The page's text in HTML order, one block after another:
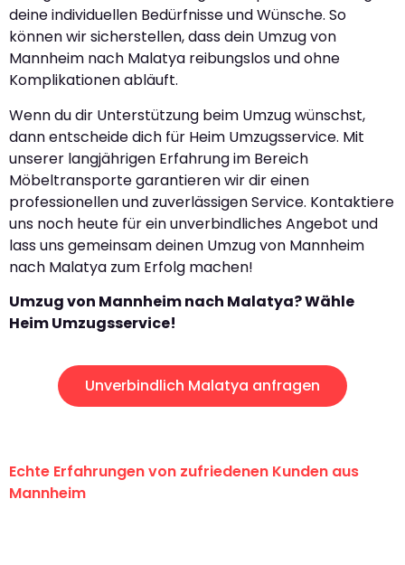
deine individuellen Bedürfnisse und Wünsche. So
können wir sicherstellen, dass dein Umzug von
Mannheim nach Malatya reibungslos und ohne
Komplikationen abläuft.
Wenn du dir Unterstützung beim Umzug wünschst,
dann entscheide dich für Heim Umzugsservice. Mit
unserer langjährigen Erfahrung im Bereich
Möbeltransporte garantieren wir dir einen
professionellen und zuverlässigen Service. Kontaktiere
uns noch heute für ein unverbindliches Angebot und
lass uns gemeinsam deinen Umzug von Mannheim
nach Malatya zum Erfolg machen!
Umzug von Mannheim nach Malatya? Wähle
Heim Umzugsservice!
Unverbindlich Malatya anfragen
Echte Erfahrungen von zufriedenen Kunden aus
Mannheim